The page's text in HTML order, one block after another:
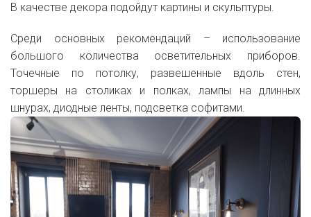
В качестве декора подойдут картины и скульптуры.
Среди основных рекомендаций – использование
большого количества осветительных приборов.
Точечные по потолку, развешенные вдоль стен,
торшеры на столиках и полках, лампы на длинных
шнурах, диодные ленты, подсветка софитами.